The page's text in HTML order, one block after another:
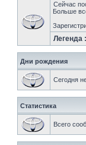
Сейчас
Больше
Легенда
Дни рождения
Сегодня
Статистика
Всего